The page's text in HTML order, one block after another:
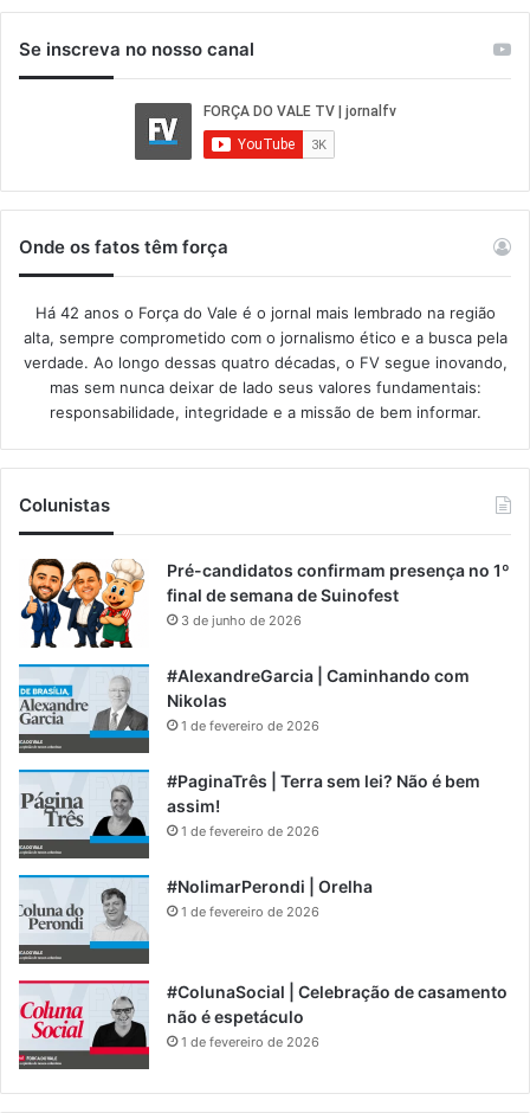
Se inscreva no nosso canal
Onde os fatos têm força
Há 42 anos o Força do Vale é o jornal mais lembrado na região
alta, sempre comprometido com o jornalismo ético e a busca pela
verdade. Ao longo dessas quatro décadas, o FV segue inovando,
mas sem nunca deixar de lado seus valores fundamentais:
responsabilidade, integridade e a missão de bem informar.​
Colunistas
Pré-candidatos confirmam presença no 1º
final de semana de Suinofest
3 de junho de 2026
#AlexandreGarcia | Caminhando com
Nikolas
1 de fevereiro de 2026
#PaginaTrês | Terra sem lei? Não é bem
assim!
1 de fevereiro de 2026
#NolimarPerondi | Orelha
1 de fevereiro de 2026
#ColunaSocial | Celebração de casamento
não é espetáculo
1 de fevereiro de 2026